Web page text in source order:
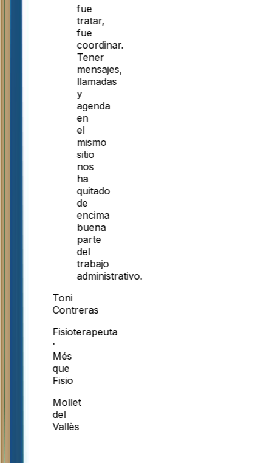
fue
tratar,
fue
coordinar.
Tener
mensajes,
llamadas
y
agenda
en
el
mismo
sitio
nos
ha
quitado
de
encima
buena
parte
del
trabajo
administrativo.
Toni
Contreras
Fisioterapeuta
·
Més
que
Fisio
Mollet
del
Vallès